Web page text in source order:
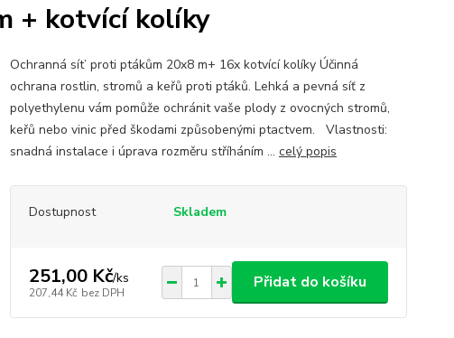
+ kotvící kolíky
Ochranná sít’ proti ptákům 20x8 m+ 16x kotvící kolíky Účinná
ochrana rostlin, stromů a keřů proti ptáků. Lehká a pevná síť z
polyethylenu vám pomůže ochránit vaše plody z ovocných stromů,
keřů nebo vinic před škodami způsobenými ptactvem. Vlastnosti:
snadná instalace i úprava rozměru stříháním ... celý popis
Dostupnost Skladem
251,00 Kč/ks
207,44 Kč bez DPH
Přidat do košíku